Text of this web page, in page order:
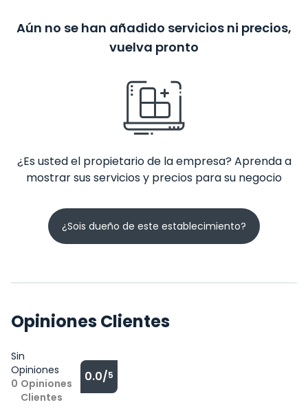
Aún no se han añadido servicios ni precios,
vuelva pronto
¿Es usted el propietario de la empresa? Aprenda a
mostrar sus servicios y precios para su negocio
¿Sois dueño de este establecimiento?
Opiniones Clientes
Sin
Opiniones
0 Opiniones
Clientes
0.0/5